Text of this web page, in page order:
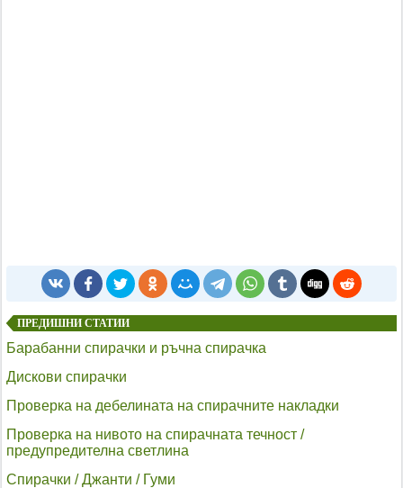
ПРЕДИШНИ СТАТИИ
Барабанни спирачки и ръчна спирачка
Дискови спирачки
Проверка на дебелината на спирачните накладки
Проверка на нивото на спирачната течност /
предупредителна светлина
Спирачки / Джанти / Гуми